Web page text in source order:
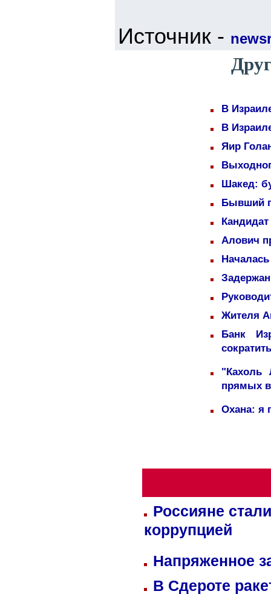
Источник -
В
В
Яир
Шакед:
Бывший
Алович
Жителя
Банк
"Кахоль
прямых
Охана: я
Россияне
коррупцией
Напряженное
В Сдероте